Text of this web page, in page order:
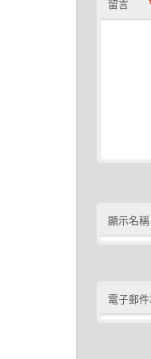
留言
顯示名稱
電子郵